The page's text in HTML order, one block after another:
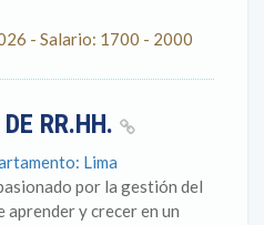
- Salario: 1700 - 2000
RR.HH.
Lima
por la gestión del
aprender y crecer en un